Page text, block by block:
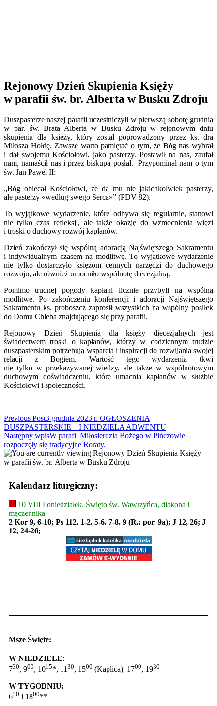
Rejonowy Dzień Skupienia Księży
w parafii św. br. Alberta w Busku Zdroju
Duszpasterze naszej parafii uczestniczyli w pierwszą sobotę grudnia
w par. św. Brata Alberta w Busku Zdroju w rejonowym dniu
skupienia dla księży, który został poprowadzony przez ks. dra
Miłosza Hołdę. Zawsze warto pamiętać o tym, że Bóg nas wybrał
i dał swojemu Kościołowi, jako pasterzy. Postawił na nas, zaufał
nam, namaścił nas i przez biskupa posłał. Przypominał nam o tym
św. Jan Paweł II:
„Bóg obiecał Kościołowi, że da mu nie jakichkolwiek pasterzy,
ale pasterzy «według swego Serca»” (PDV 82).
To wyjątkowe wydarzenie, które odbywa się regularnie, stanowi
nie tylko czas refleksji, ale także okazję do wzmocnienia więzi
i troski o duchowy rozwój kapłanów.
Dzień zakończył się wspólną adoracją Najświętszego Sakramentu
i indywidualnym czasem na modlitwę. To wyjątkowe wydarzenie
nie tylko dostarczyło księżom cennych narzędzi do duchowego
rozwoju, ale również umocniło wspólnotę diecezjalną.
Pomimo trudnej pogody kapłani licznie przybyli na wspólną
modlitwę. Po zakończeniu konferencji i adoracji Najświętszego
Sakramentu ks. proboszcz zaprosił wszystkich na wspólny posiłek
do Domu Chleba znajdującego się przy parafii.
Rejonowy Dzień Skupienia dla księży diecezjalnych jest
świadectwem troski o kapłanów, którzy w codziennym trudzie
duszpasterskim potrzebują wsparcia i inspiracji do rozwijania swojej
relacji z Bogiem. Wartość tego wydarzenia tkwi
nie tylko w przekazywanej wiedzy, ale także w wspólnotowym
duchowym doświadczeniu, które umacnia kapłanów w służbie
Kościołowi i społeczności.
Read
more
articles
Previous Post3 grudnia 2023 r. OGŁOSZENIA
DUSZPASTERSKIE – I NIEDZIELA ADWENTU
Następny wpisW parafii Miłosierdzia Bożego w Pińczowie
rozpoczęły się tradycyjne Roraty.
Kalendarz liturgiczny:
10 VIII Poniedziałek. Święto św. Wawrzyńca, diakona i
męczennika
2 Kor 9, 6-10; Ps 112, 1-2. 5-6. 7-8. 9 (R.: por. 9a); J 12, 26; J
12, 24-26;
Msze Święte:
W NIEDZIELE:
730, 900, 1015*, 1130, 1500 (Kaplica), 1700, 1930
W TYGODNIU:
630 i 1800**